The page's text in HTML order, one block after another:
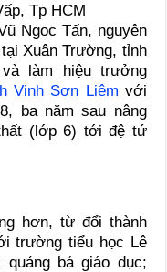
Tp HCM
Ngọc Tấn, nguyên
Xuân Trường, tỉnh
làm hiệu trưởng
Vinh Sơn Liêm với
ba năm sau nâng
(lớp 6) tới đệ tứ
hơn, từ đổi thành
trường tiểu học Lê
bá giáo dục;